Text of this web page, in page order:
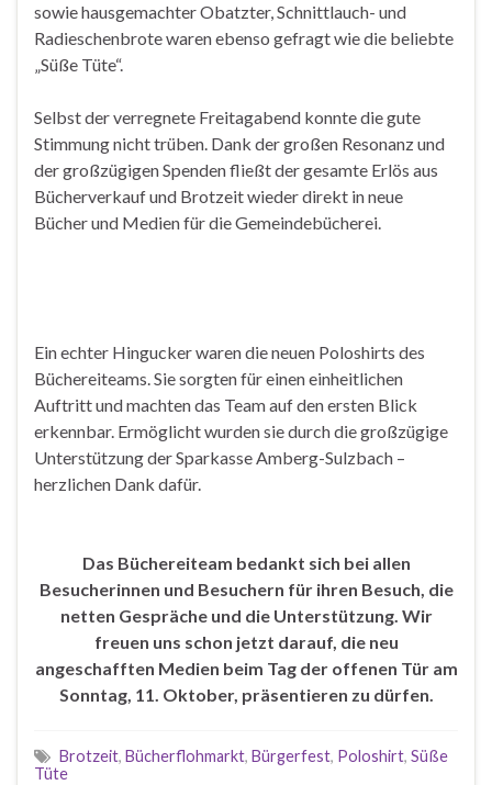
sowie hausgemachter Obatzter, Schnittlauch- und
Radieschenbrote waren ebenso gefragt wie die beliebte
„Süße Tüte“.
Selbst der verregnete Freitagabend konnte die gute
Stimmung nicht trüben. Dank der großen Resonanz und
der großzügigen Spenden fließt der gesamte Erlös aus
Bücherverkauf und Brotzeit wieder direkt in neue
Bücher und Medien für die Gemeindebücherei.
Ein echter Hingucker waren die neuen Poloshirts des
Büchereiteams. Sie sorgten für einen einheitlichen
Auftritt und machten das Team auf den ersten Blick
erkennbar. Ermöglicht wurden sie durch die großzügige
Unterstützung der Sparkasse Amberg-Sulzbach –
herzlichen Dank dafür.
Das Büchereiteam bedankt sich bei allen
Besucherinnen und Besuchern für ihren Besuch, die
netten Gespräche und die Unterstützung. Wir
freuen uns schon jetzt darauf, die neu
angeschafften Medien beim Tag der offenen Tür am
Sonntag, 11. Oktober, präsentieren zu dürfen.
Brotzeit, Bücherflohmarkt, Bürgerfest, Poloshirt, Süße
Tüte